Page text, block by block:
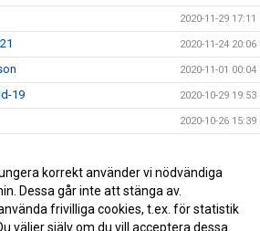
2020-11-29 17:11
2020-11-24 20:06
2020-11-01 00:04
19 2020-10-29 19:53
2020-10-26 15:39
2020-10-20 19:24
2021 2020-10-17 09:53
korrekt använder vi nödvändiga
Dessa går inte att stänga av.
frivilliga cookies, t.ex. för statistik
väljer själv om du vill acceptera dessa.